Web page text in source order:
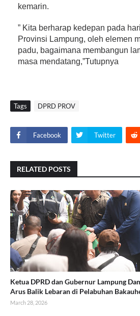
kemarin.
” Kita berharap kedepan pada
Provinsi Lampung, oleh elemen
padu, bagaimana membangun
masa mendatang,”Tutupnya
Tags DPRD PROV
Facebook Twitter
RELATED POSTS
Ketua DPRD dan Gubernur Lampung
Arus Balik Lebaran di Pelabuhan
March 28, 2026